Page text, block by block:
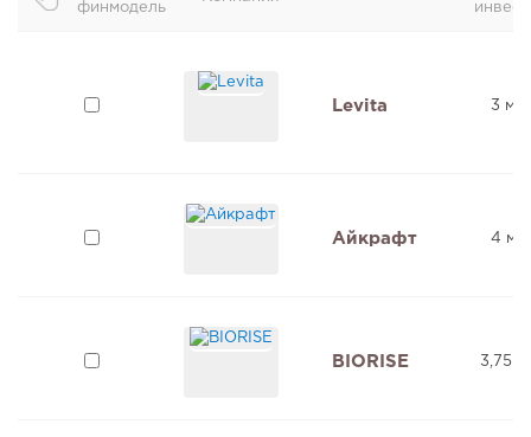
финмодель
Levita 3
Айкрафт 4
BIORISE 3,75